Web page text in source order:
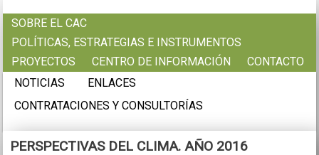
SOBRE EL CAC
POLÍTICAS, ESTRATEGIAS E INSTRUMENTOS
PROYECTOS
CENTRO DE INFORMACIÓN
CONTACTO
NOTICIAS
ENLACES
CONTRATACIONES Y CONSULTORÍAS
PERSPECTIVAS DEL CLIMA. AÑO 2016